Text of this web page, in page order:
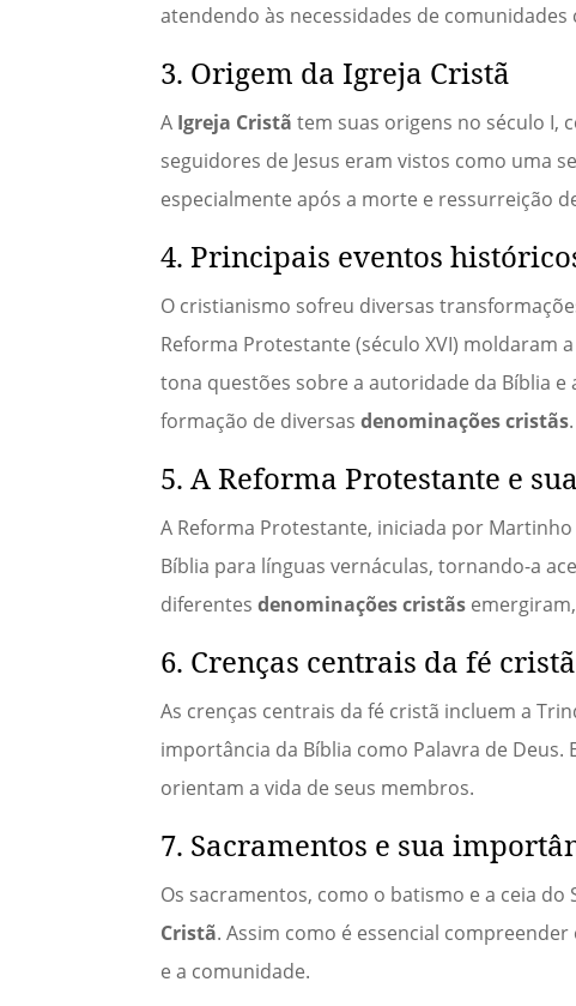
atendendo às necessidades de
3. Origem da Igreja Cristã
A Igreja Cristã tem suas origens no século I,
seguidores de Jesus eram vistos como uma
especialmente após a morte e ressurreição
4. Principais eventos
O cristianismo sofreu diversas
Reforma Protestante (século XVI) moldaram
tona questões sobre a autoridade da Bíblia
formação de diversasdenominações cristãs.
5. A Reforma Protestante e
A Reforma Protestante, iniciada por
Bíblia para línguas vernáculas, tornando-a
diferentesdenominações cristãs
6. Crenças centrais da fé cristã
As crenças centrais da fé cristã incluem a
importância da Bíblia como Palavra de
orientam a vida de seus membros.
7. Sacramentos e sua
Os sacramentos, como o batismo e a ceia
Cristã. Assim como é essencial
e a comunidade.